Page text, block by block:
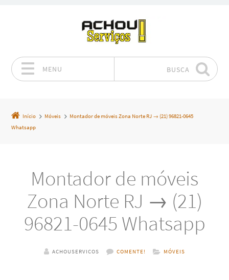
MENU BUSCA
Início Móveis
Montador de móveis Zona Norte RJ → (21) 96821-0645
Whatsapp
Montador de móveis
Zona Norte RJ → (21)
96821-0645 Whatsapp
ACHOUSERVICOS COMENTE! MÓVEIS